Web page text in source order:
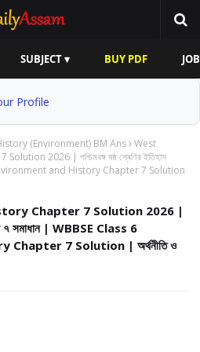
SUBJECT ▾ BUY PDF
Profile
(Environment) BM Ans West
2026 | পশ্চিমবঙ্গ ষষ্ঠ শ্ৰেণির ইতিহাস
Environment and History Chapter 7 Solution
Chapter 7 Solution 2026 |
৭ সমাধান | WBBSE Class 6
7 Solution | অর্থনীতি ও